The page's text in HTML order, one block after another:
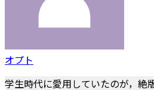
オプト
学生時代に愛用していたのが，絶